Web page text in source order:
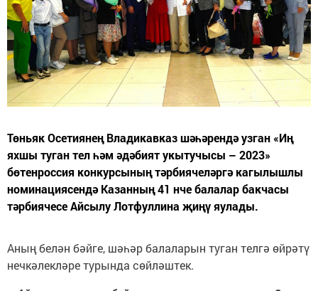
Төньяк Осетиянең Владикавказ шәһәрендә узган «Иң
яхшы туган тел һәм әдәбият укытучысы – 2023»
бөтенроссия конкурсының тәрбиячеләргә кагылышлы
номинациясендә Казанның 41 нче балалар бакчасы
тәрбиячесе Айсылу Лотфуллина җиңү яулады.
Аның белән бәйге, шәһәр балаларын туган телгә өйрәтү
нечкәлекләре турында сөйләштек.